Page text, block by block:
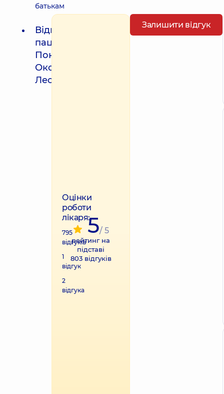
батькам
Відгуки
пацієнтів про
Пономаренко
Оксана
Леонідівна
Оцінки
роботи
лікаря:
795
відгуків
1
відгук
2
відгука
5/ 5
рейтинг на
підставі
803відгуків
Залишити відгук